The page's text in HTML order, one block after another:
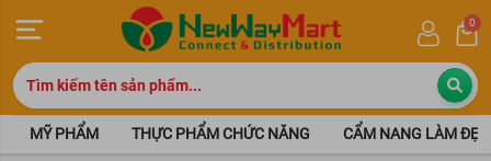
0
MỸ PHẨM THỰC PHẨM CHỨC NĂNG CẨM NANG LÀM ĐẸP